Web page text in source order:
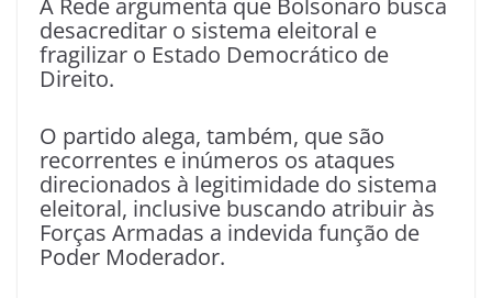
A Rede argumenta que Bolsonaro busca
desacreditar o sistema eleitoral e
fragilizar o Estado Democrático de
Direito.
O partido alega, também, que são
recorrentes e inúmeros os ataques
direcionados à legitimidade do sistema
eleitoral, inclusive buscando atribuir às
Forças Armadas a indevida função de
Poder Moderador.